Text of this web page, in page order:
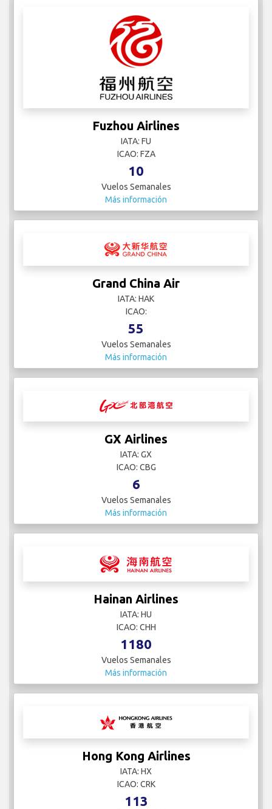
Fuzhou Airlines
IATA: FU
ICAO: FZA
10
Vuelos Semanales
Más información
Grand China Air
IATA: HAK
ICAO:
55
Vuelos Semanales
Más información
GX Airlines
IATA: GX
ICAO: CBG
6
Vuelos Semanales
Más información
Hainan Airlines
IATA: HU
ICAO: CHH
1180
Vuelos Semanales
Más información
Hong Kong Airlines
IATA: HX
ICAO: CRK
113